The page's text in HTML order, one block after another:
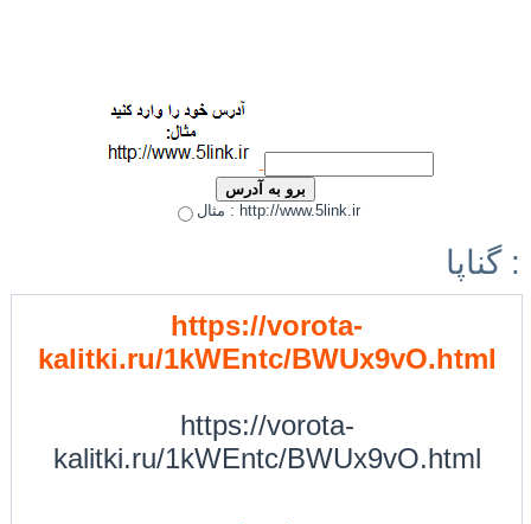
مثال : http://www.5link.ir
گناپا :
https://vorota-
kalitki.ru/1kWEntc/BWUx9vO.html
https://vorota-
kalitki.ru/1kWEntc/BWUx9vO.html